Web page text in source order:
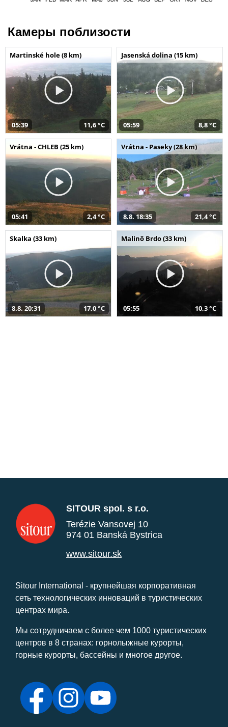
Камеры поблизости
Martinské hole (8 km)
05:39 11,6 °C
Jasenská dolina (15 km)
05:59 8,8 °C
Vrátna - CHLEB (25 km)
05:41 2,4 °C
Vrátna - Paseky (28 km)
8.8. 18:35 21,4 °C
Skalka (33 km)
8.8. 20:31 17,0 °C
Malinô Brdo (33 km)
05:55 10,3 °C
SITOUR spol. s r.o.
Terézie Vansovej 10
974 01 Banská Bystrica
www.sitour.sk
Sitour International - крупнейшая корпоративная
сеть технологических инноваций в туристических
центрах мира.
Мы сотрудничаем с более чем 1000 туристических
центров в 8 странах: горнолыжные курорты,
горные курорты, бассейны и многое другое.